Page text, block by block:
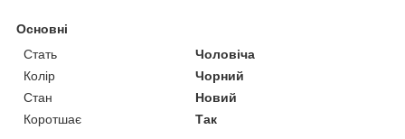
Основні
Стать
Чоловіча
Колір
Чорний
Стан
Новий
Коротшає
Так